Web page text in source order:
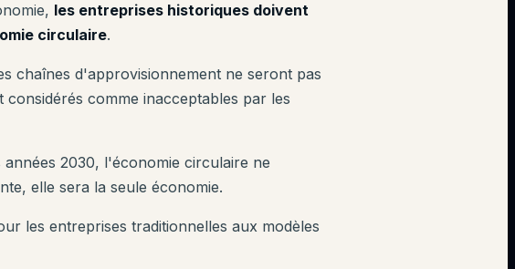
les entreprises historiques doivent
circulaire.
chaînes d'approvisionnement ne seront pas
comme inacceptables par les
2030, l'économie circulaire ne
elle sera la seule économie.
les entreprises traditionnelles aux modèles